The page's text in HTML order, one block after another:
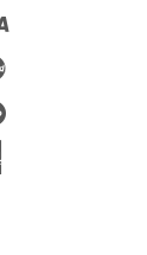
Maestro